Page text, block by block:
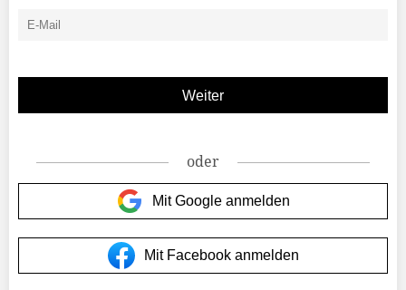
oder
Mit Google anmelden
Mit Facebook anmelden